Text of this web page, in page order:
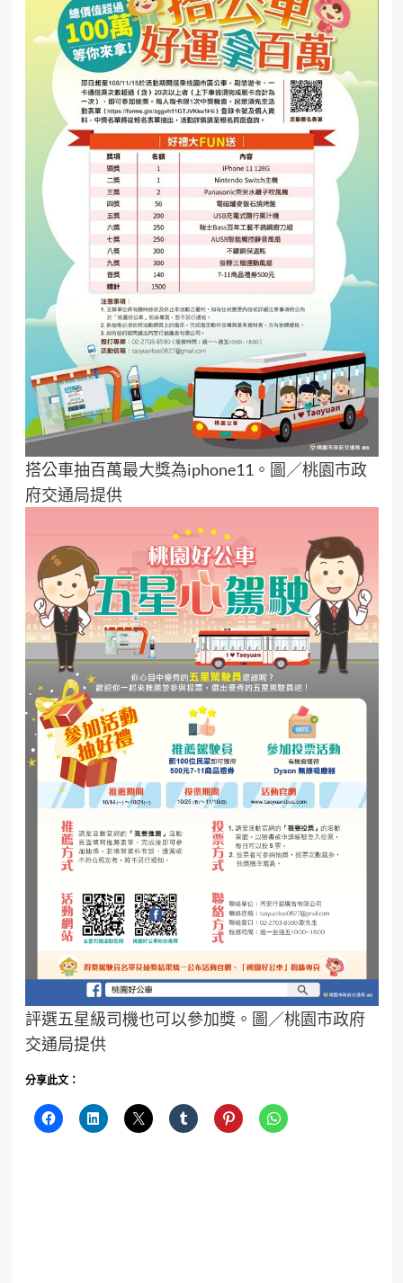
搭公車抽百萬最大獎為iphone11。圖／桃園市政
府交通局提供
評選五星級司機也可以參加獎。圖／桃園市政府
交通局提供
分享此文：